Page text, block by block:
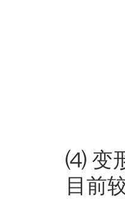
⑷ 变
目前较